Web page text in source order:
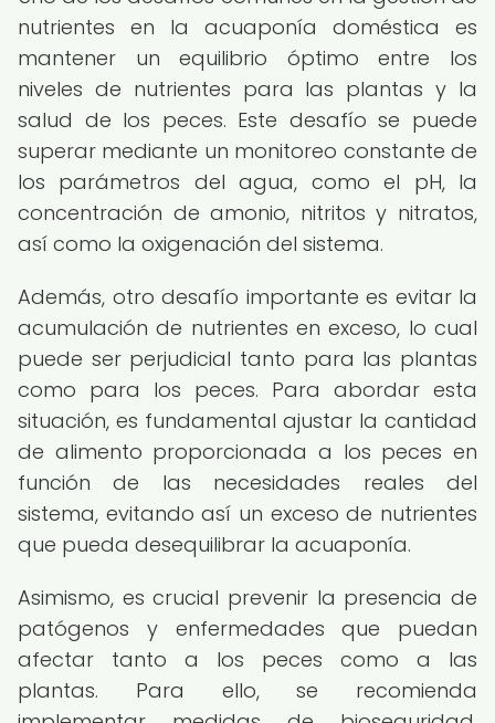
nutrientes en la acuaponía doméstica es
mantener un equilibrio óptimo entre los
niveles de nutrientes para las plantas y la
salud de los peces. Este desafío se puede
superar mediante un monitoreo constante de
los parámetros del agua, como el pH, la
concentración de amonio, nitritos y nitratos,
así como la oxigenación del sistema.
Además, otro desafío importante es evitar la
acumulación de nutrientes en exceso, lo cual
puede ser perjudicial tanto para las plantas
como para los peces. Para abordar esta
situación, es fundamental ajustar la cantidad
de alimento proporcionada a los peces en
función de las necesidades reales del
sistema, evitando así un exceso de nutrientes
que pueda desequilibrar la acuaponía.
Asimismo, es crucial prevenir la presencia de
patógenos y enfermedades que puedan
afectar tanto a los peces como a las
plantas. Para ello, se recomienda